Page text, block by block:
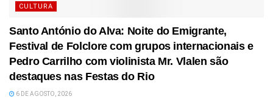
CULTURA
Santo António do Alva: Noite do Emigrante,
Festival de Folclore com grupos internacionais e
Pedro Carrilho com violinista Mr. Vlalen são
destaques nas Festas do Rio
6 DE AGOSTO, 2026